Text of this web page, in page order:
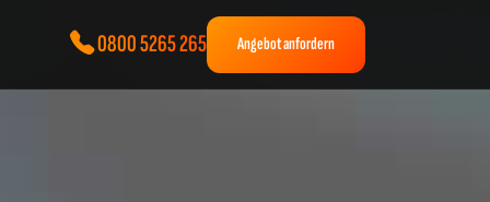
0800 5265 265 Angebot anfordern